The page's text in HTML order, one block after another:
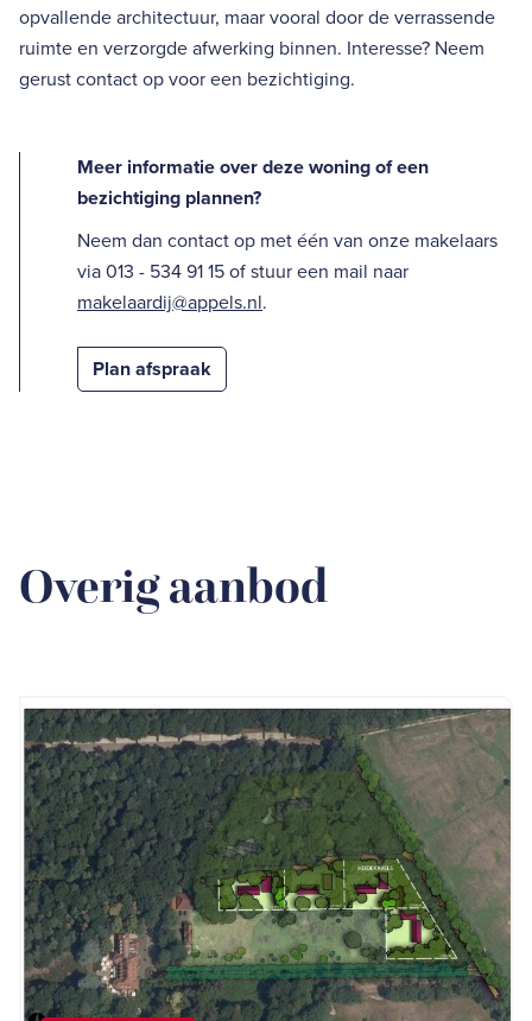
opvallende architectuur, maar vooral door de verrassende
ruimte en verzorgde afwerking binnen. Interesse? Neem
gerust contact op voor een bezichtiging.
Meer informatie over deze woning of een
bezichtiging plannen?
Neem dan contact op met één van onze makelaars
via 013 - 534 91 15 of stuur een mail naar
makelaardij@appels.nl.
Plan afspraak
Overig aanbod